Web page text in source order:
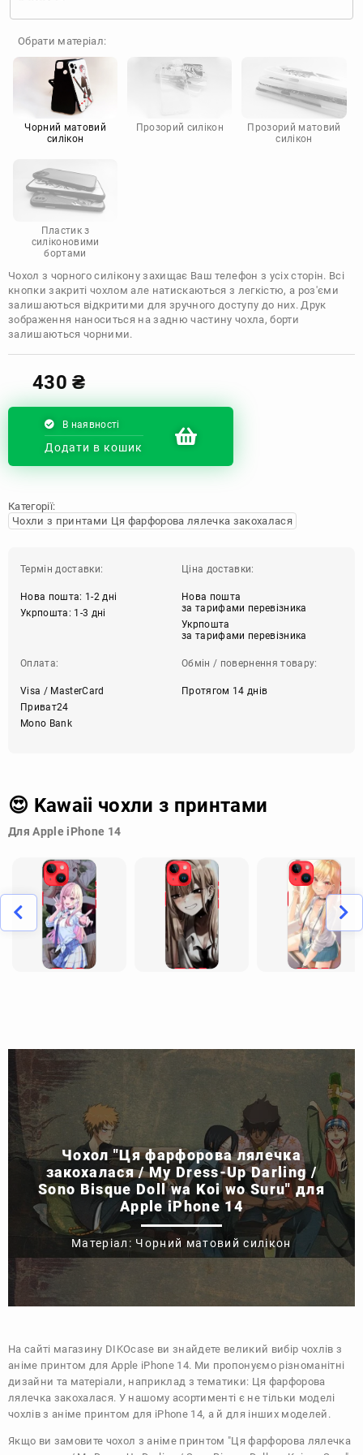
TECNO
Google
Doogee
Infinix
Sony
Motorola
Обрати матеріал:
Чорний матовий
силікон
Прозорий силікон
Прозорий матовий
силікон
Пластик з
силіконовими
бортами
Чохол з чорного силікону захищає Ваш телефон з усіх сторін. Всі
кнопки закриті чохлом але натискаються з легкістю, а роз'єми
залишаються відкритими для зручного доступу до них. Друк
зображення наноситься на задню частину чохла, борти
залишаються чорними.
430₴
В наявності
Додати в кошик
Категорії:
Чохли з принтами Ця фарфорова лялечка закохалася
Термін доставки:
Нова пошта: 1-2 дні
Укрпошта: 1-3 дні
Ціна доставки:
Нова пошта
за тарифами перевізника
Укрпошта
за тарифами перевізника
Оплата:
Visa / MasterCard
Приват24
Mono Bank
Обмін / повернення товару:
Протягом 14 днів
😍 Kawaii чохли з принтами
Для Apple iPhone 14
Чохол "Ця фарфорова лялечка
закохалася / My Dress-Up Darling /
Sono Bisque Doll wa Koi wo Suru" для
Apple iPhone 14
Матеріал: Чорний матовий силікон
На сайті магазину DIKOcase ви знайдете великий вибір чохлів з
аніме принтом для Apple iPhone 14. Ми пропонуємо різноманітні
дизайни та матеріали, наприклад з тематики: Ця фарфорова
лялечка закохалася. У нашому асортименті є не тільки моделі
чохлів з аніме принтом для iPhone 14, а й для інших моделей.
Якщо ви замовите чохол з аніме принтом "Ця фарфорова лялечка